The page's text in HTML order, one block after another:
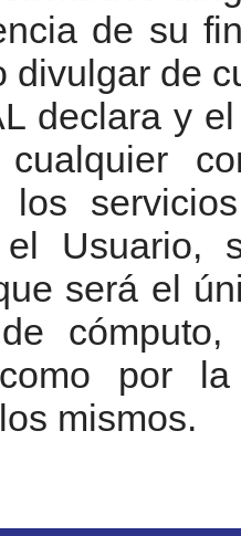
de su
divulgar de
declara y
los
Usuario,
será el
por
mismos.